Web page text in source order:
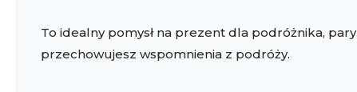
To idealny pomysł na prezent dla podróżnika,
przechowujesz wspomnienia z podróży.